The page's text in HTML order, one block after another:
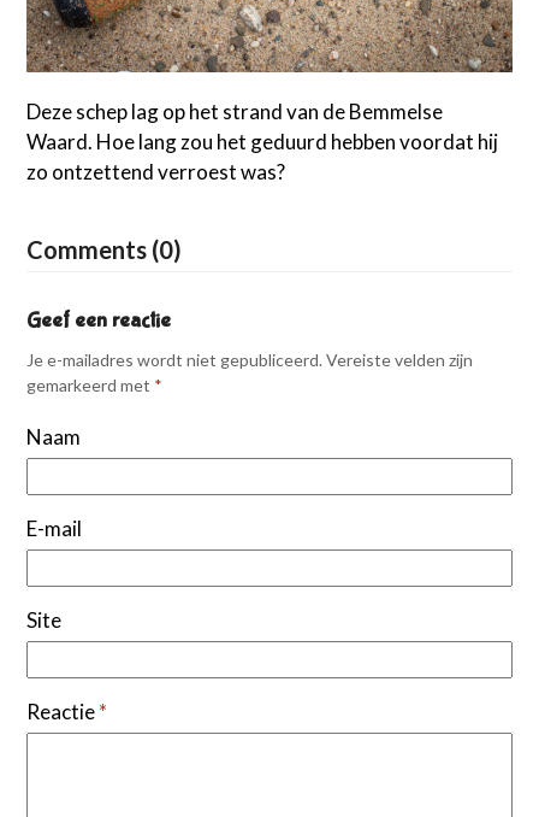
Deze schep lag op het strand van de Bemmelse
Waard. Hoe lang zou het geduurd hebben voordat hij
zo ontzettend verroest was?
Comments (0)
Geef een reactie
Je e-mailadres wordt niet gepubliceerd. Vereiste velden zijn
gemarkeerd met *
Naam
E-mail
Site
Reactie*